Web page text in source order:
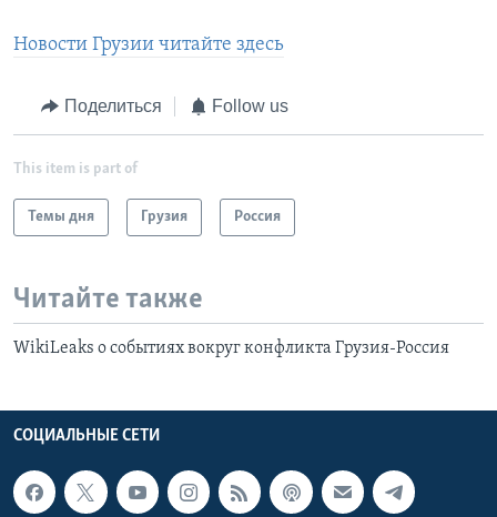
Новости Грузии читайте здесь
Поделиться Follow us
This item is part of
Темы дня Грузия Россия
Читайте также
WikiLeaks о событиях вокруг конфликта Грузия-Россия
СОЦИАЛЬНЫЕ СЕТИ